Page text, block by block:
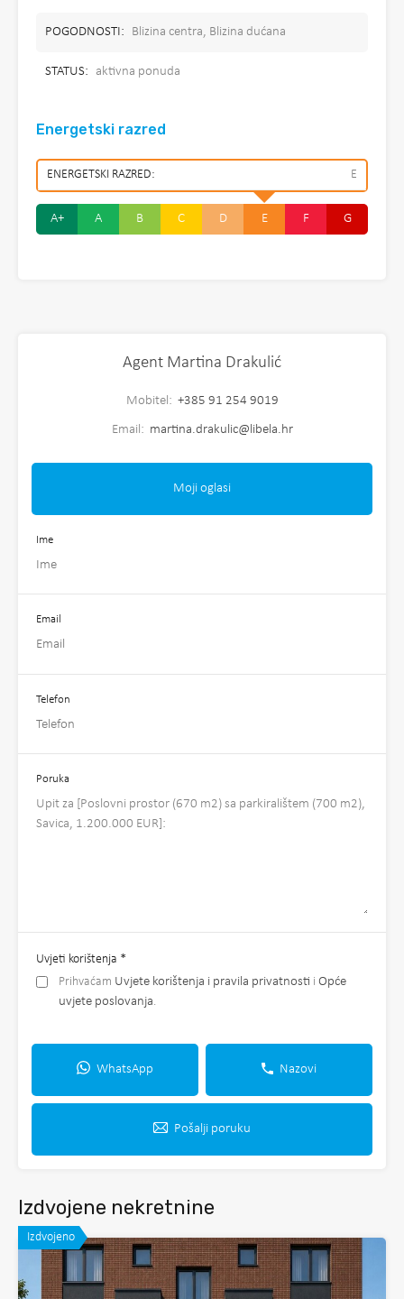
POGODNOSTI: Blizina centra, Blizina dućana
STATUS: aktivna ponuda
Energetski razred
ENERGETSKI RAZRED: E
A+ A B C D E F G
Agent Martina Drakulić
Mobitel: +385 91 254 9019
Email: martina.drakulic@libela.hr
Moji oglasi
Ime
Email
Telefon
Poruka
Uvjeti korištenja *
Prihvaćam Uvjete korištenja i pravila privatnosti i Opće
uvjete poslovanja.
WhatsApp Nazovi
Pošalji poruku
Izdvojene nekretnine
Izdvojeno